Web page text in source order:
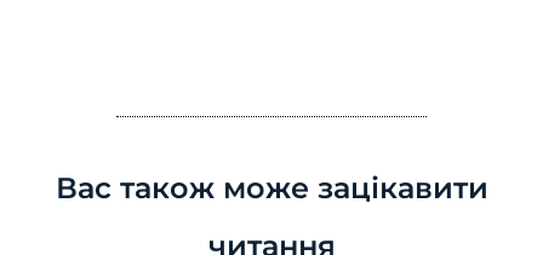
Вас також може зацікавити
читання